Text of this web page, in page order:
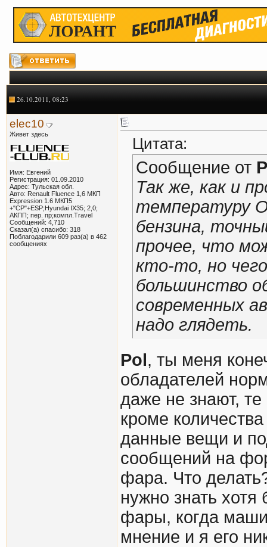
26.10.2011, 08:23
elec10
Живет здесь
Имя: Евгений
Регистрация: 01.09.2010
Адрес: Тульская обл.
Авто: Renault Fluence 1,6 МКП
Expression 1.6 МКП5
+"СР"+ESP;Hyundai IX35; 2,0;
АКПП; пер. пр;компл.Travel
Сообщений: 4,710
Сказал(а) спасибо: 318
Поблагодарили 609 раз(а) в 462
сообщениях
Цитата:
Сообщение от
Так же, как и
температуру
бензина,
прочее, что
кто-то, но
большинство
современных
надо глядеть.
Pol, ты меня
обладателей
даже не знают,
кроме
данные вещи и
сообщений на
фара. Что
нужно знать
фары, когда
мнение и я его